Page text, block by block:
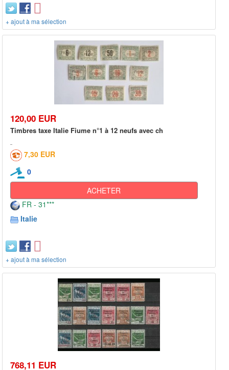
+ ajout à ma sélection
120,00 EUR
Timbres taxe Italie Fiume n°1 à 12 neufs avec ch
7,30 EUR
0
ACHETER
FR - 31***
Italie
+ ajout à ma sélection
768,11 EUR